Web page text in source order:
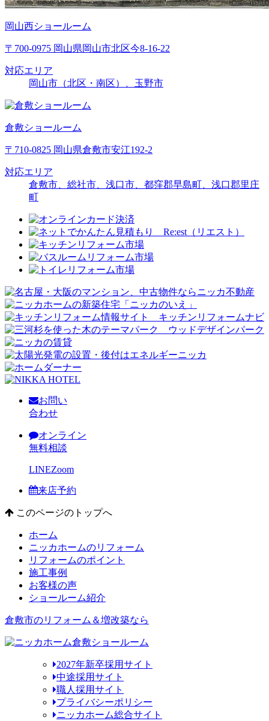
岡山西ショールーム
〒700-0975 岡山県岡山市北区今8-16-22
対応エリア
岡山市（北区・南区）、玉野市
倉敷ショールーム
〒710-0825 岡山県倉敷市安江192-2
対応エリア
倉敷市、総社市、浅口市、都窪郡早島町、浅口郡里庄
町
お問い
合わせ
オンライン
無料相談
LINEZoom
来店予約
このページのトップへ
ホーム
ニッカホームのリフォーム
リフォームのポイント
施工事例
お客様の声
ショールーム紹介
倉敷市のリフォーム＆増改築なら
2027年新卒採用サイト
中途採用サイト
職人採用サイト
プライバシーポリシー
ニッカホーム総合サイト